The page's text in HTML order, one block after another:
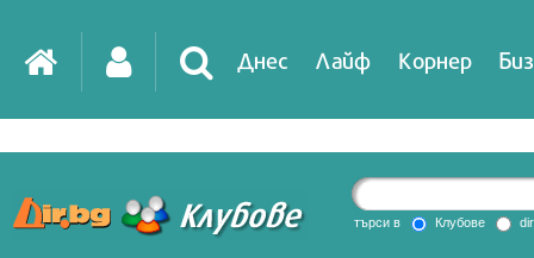
Днес Лайф Корнер
DirTV Impressio
търси в Клубове